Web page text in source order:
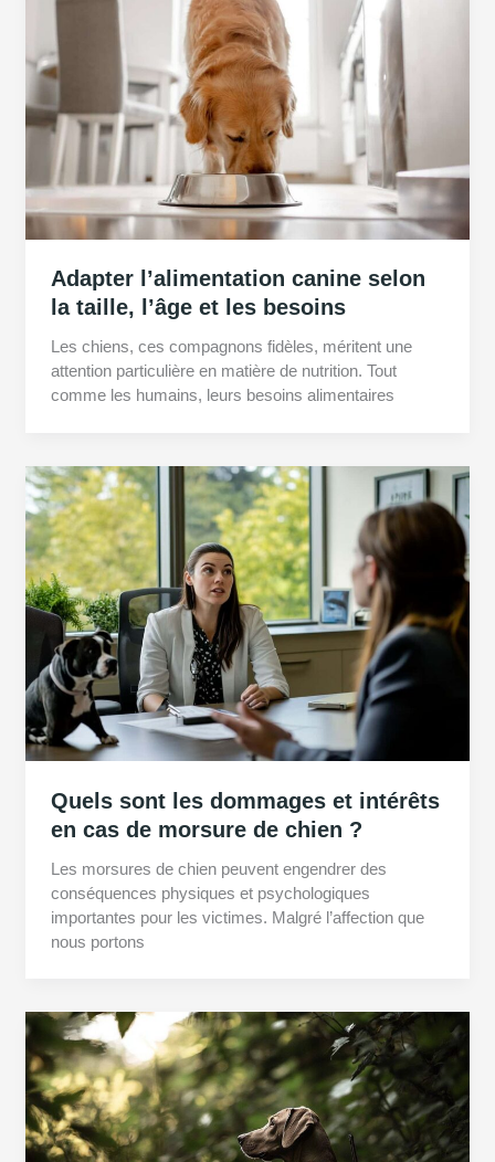
Adapter l’alimentation canine selon
la taille, l’âge et les besoins
Les chiens, ces compagnons fidèles, méritent une
attention particulière en matière de nutrition. Tout
comme les humains, leurs besoins alimentaires
Quels sont les dommages et intérêts
en cas de morsure de chien ?
Les morsures de chien peuvent engendrer des
conséquences physiques et psychologiques
importantes pour les victimes. Malgré l’affection que
nous portons